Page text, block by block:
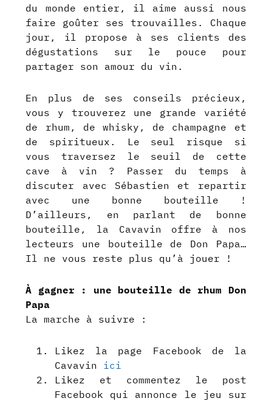
du monde entier, il aime aussi nous
faire goûter ses trouvailles. Chaque
jour, il propose à ses clients des
dégustations sur le pouce pour
partager son amour du vin.
En plus de ses conseils précieux,
vous y trouverez une grande variété
de rhum, de whisky, de champagne et
de spiritueux. Le seul risque si
vous traversez le seuil de cette
cave à vin ? Passer du temps à
discuter avec Sébastien et repartir
avec une bonne bouteille !
D’ailleurs, en parlant de bonne
bouteille, la Cavavin offre à nos
lecteurs une bouteille de Don Papa…
Il ne vous reste plus qu’à jouer !
À gagner : une bouteille de rhum Don
Papa
La marche à suivre :
Likez la page Facebook de la
Cavavin ici
Likez et commentez le post
Facebook qui annonce le jeu sur